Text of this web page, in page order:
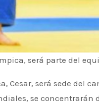
será parte del
Cesar, será sede del
se